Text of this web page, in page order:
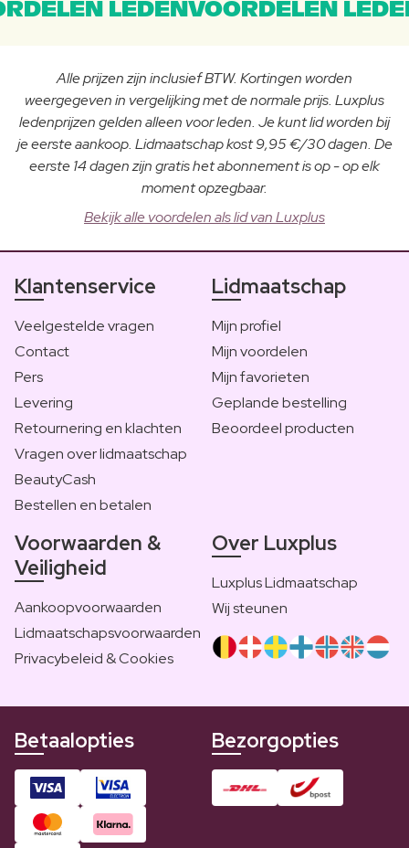
LEDENVOORDELEN
Alle prijzen zijn inclusief BTW. Kortingen worden
weergegeven in vergelijking met de normale prijs. Luxplus
ledenprijzen gelden alleen voor leden. Je kunt lid worden bij
je eerste aankoop. Lidmaatschap kost 9,95 €/30 dagen. De
eerste 14 dagen zijn gratis het abonnement is op - op elk
moment opzegbaar.
Bekijk alle voordelen als lid van Luxplus
Klantenservice
Veelgestelde vragen
Contact
Pers
Levering
Retournering en klachten
Vragen over lidmaatschap
BeautyCash
Bestellen en betalen
Lidmaatschap
Mijn profiel
Mijn voordelen
Mijn favorieten
Geplande bestelling
Beoordeel producten
Voorwaarden &
Veiligheid
Aankoopvoorwaarden
Lidmaatschapsvoorwaarden
Privacybeleid & Cookies
Over Luxplus
Luxplus Lidmaatschap
Wij steunen
Betaalopties Bezorgopties